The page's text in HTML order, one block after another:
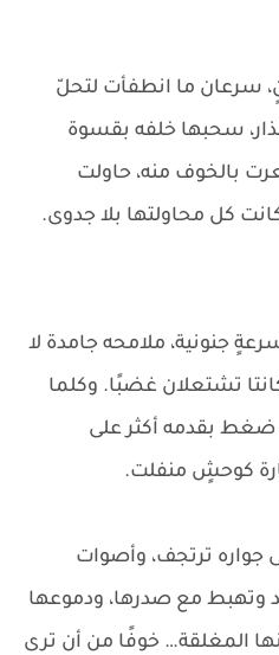
سرعان ما انطفأت لتحلّ
سحبها خلفه بقسوة
بالخوف منه، حاولت
كل محاولتها بلا جدوى.
جنونية، ملامحه جامدة لا
تشتعلان غضبًا. وكلما
ضغط بقدمه أكثر على
كوحشٍ منفلت.
جواره ترتجف، وأصوات
مع صدرها، ودموعها
المغلقة… خوفًا من أن ترى